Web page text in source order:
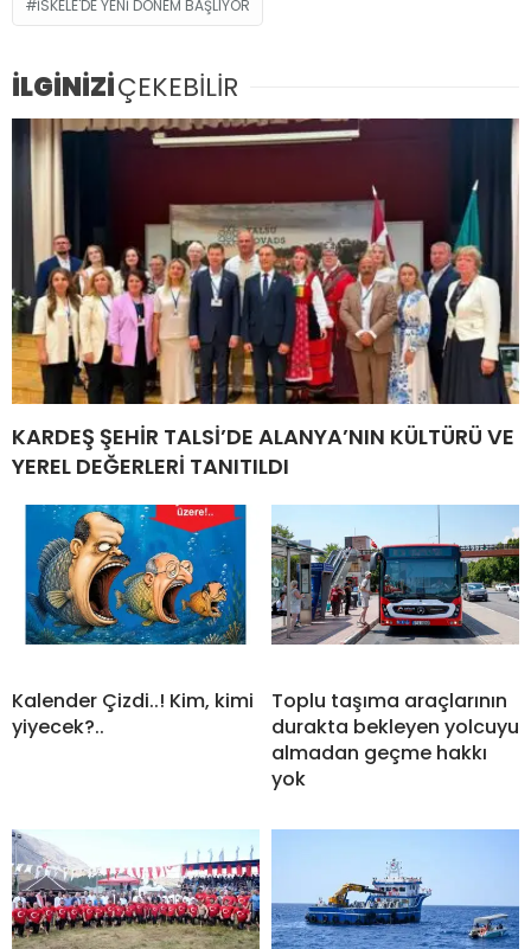
İSKELE'DE YENİ DÖNEM BAŞLIYOR
İLGİNİZİÇEKEBİLİR
KARDEŞ ŞEHİR TALSİ’DE ALANYA’NIN KÜLTÜRÜ VE
YEREL DEĞERLERİ TANITILDI
Kalender Çizdi..! Kim, kimi
yiyecek?..
Toplu taşıma araçlarının
durakta bekleyen yolcuyu
almadan geçme hakkı
yok